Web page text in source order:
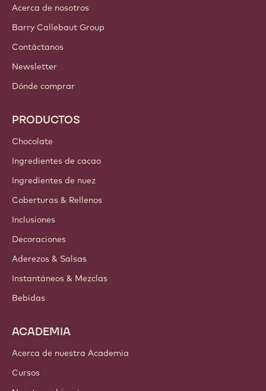
Acerca de nosotros
Barry Callebaut Group
Contáctanos
Newsletter
Dónde comprar
PRODUCTOS
Chocolate
Ingredientes de cacao
Ingredientes de nuez
Coberturas & Rellenos
Inclusiones
Decoraciones
Aderezos & Salsas
Instantáneos & Mezclas
Bebidas
ACADEMIA
Acerca de nuestra Academia
Cursos